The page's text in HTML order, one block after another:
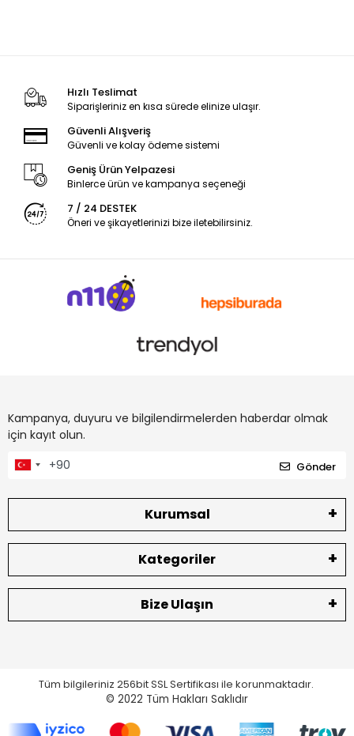
Hızlı Teslimat
Siparişleriniz en kısa sürede elinize ulaşır.
Güvenli Alışveriş
Güvenli ve kolay ödeme sistemi
Geniş Ürün Yelpazesi
Binlerce ürün ve kampanya seçeneği
7 / 24 DESTEK
Öneri ve şikayetlerinizi bize iletebilirsiniz.
Kampanya, duyuru ve bilgilendirmelerden haberdar olmak
için kayıt olun.
Gönder
Kurumsal
Kategoriler
Bize Ulaşın
Tüm bilgileriniz 256bit SSL Sertifikası ile korunmaktadır.
© 2022 Tüm Hakları Saklıdır